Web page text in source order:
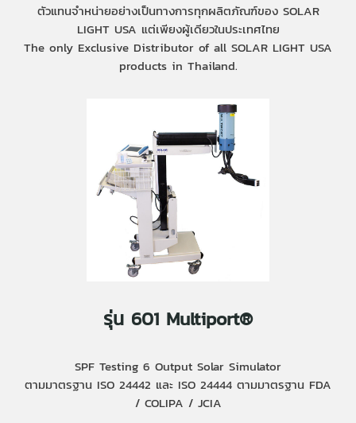
ตัวแทนจำหน่ายอย่างเป็นทางการทุกผลิตภัณฑ์ของ SOLAR
LIGHT USA แต่เพียงผู้เดียวในประเทศไทย
The only Exclusive Distributor of all SOLAR LIGHT USA
products in Thailand.
รุ่น 601 Multiport®
SPF Testing 6 Output Solar Simulator
ตามมาตรฐาน ISO 24442 และ ISO 24444 ตามมาตรฐาน FDA
/ COLIPA / JCIA